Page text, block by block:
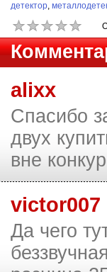
детектор,
alixx
Спасибо
двух
вне
victor007
Да чего